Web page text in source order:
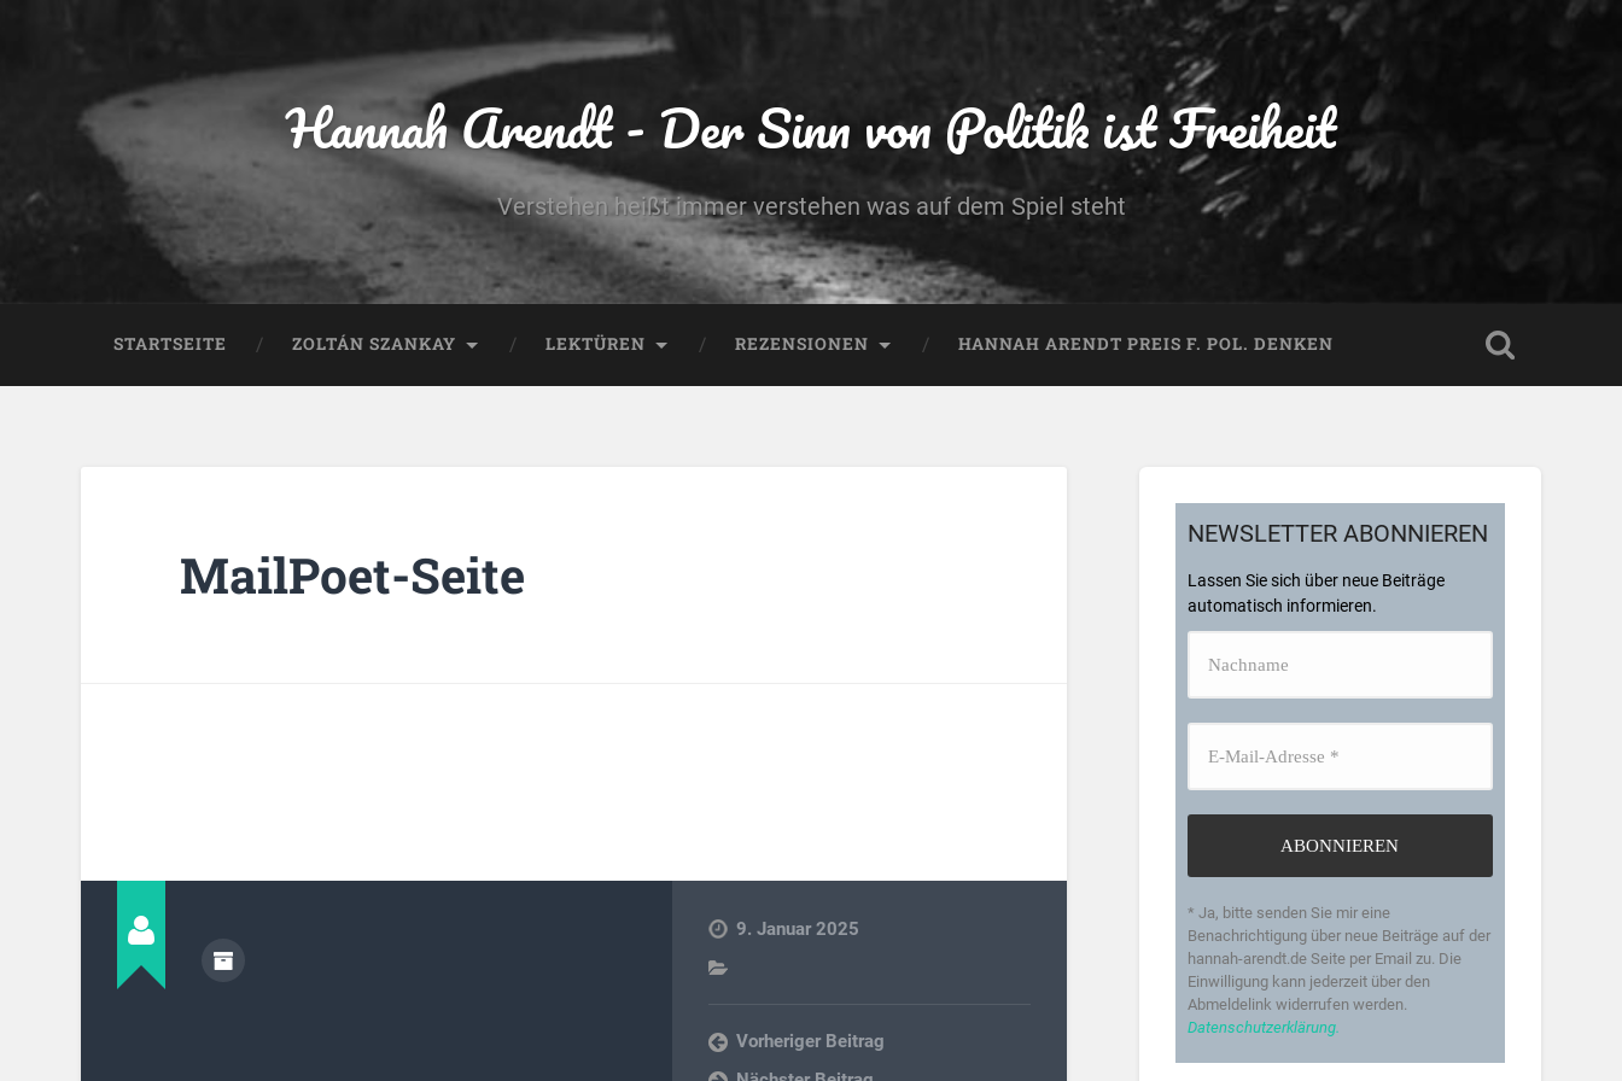
Hannah Arendt - Der Sinn von Politik ist Freiheit
Verstehen heißt immer verstehen was auf dem Spiel steht
STARTSEITE ZOLTÁN SZANKAY LEKTÜREN REZENSIONEN HANNAH ARENDT PREIS F. POL. DENKEN
MailPoet-Seite
9. Januar 2025
Vorheriger Beitrag
NEWSLETTER ABONNIEREN
Lassen Sie sich über neue Beiträge
automatisch informieren.
* Ja, bitte senden Sie mir eine
Benachrichtigung über neue Beiträge auf der
hannah-arendt.de Seite per Email zu. Die
Einwilligung kann jederzeit über den
Abmeldelink widerrufen werden.
Datenschutzerklärung.